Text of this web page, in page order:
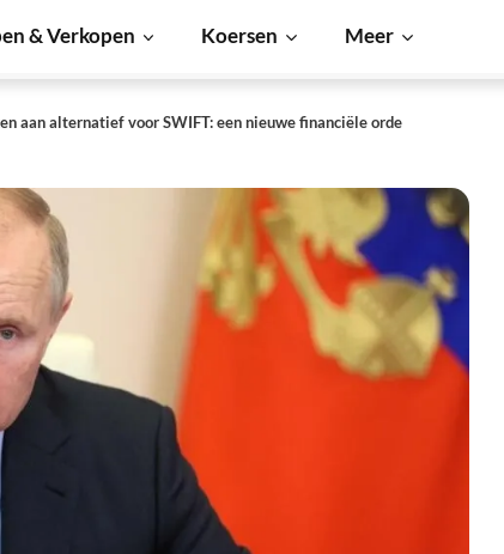
& Verkopen Koersen Meer
aan alternatief voor SWIFT: een nieuwe financiële orde